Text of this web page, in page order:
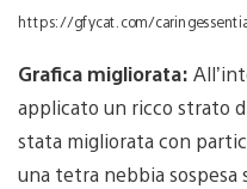
https://gfycat.com/
Grafica migliorata:
applicato un ricco strato
stata migliorata con
una tetra nebbia sospesa